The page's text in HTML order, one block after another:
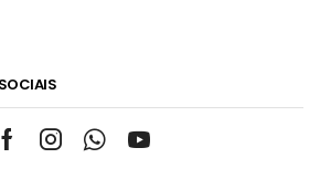
Facebook
Instagram
Whatsapp
Youtube